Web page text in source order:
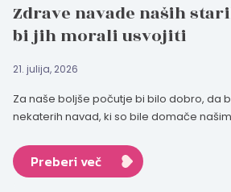
Zdrave navade naših
bi jih morali usvojiti
21. julija, 2026
Za naše boljše počutje bi bilo dobro, da
nekaterih navad, ki so bile domače
Preberi več